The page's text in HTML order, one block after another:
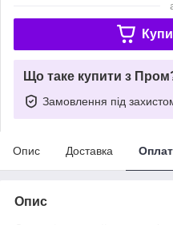
Що таке купити з
Замовлення під
Опис Доставка
Опис